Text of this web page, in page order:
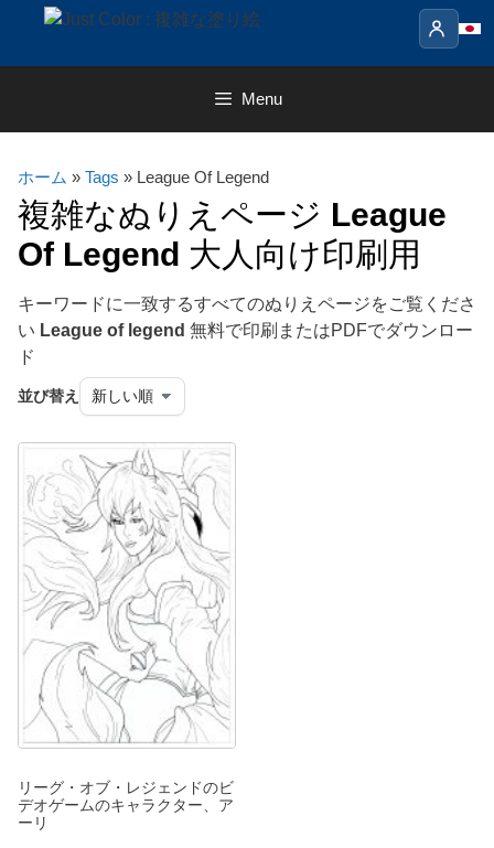
content
Menu
ホーム » Tags » League Of Legend
複雑なぬりえページ League
Of Legend 大人向け印刷用
キーワードに一致するすべてのぬりえページをご覧くださ
い League of legend 無料で印刷またはPDFでダウンロー
ド
並び替え
リーグ・オブ・レジェンドのビ
デオゲームのキャラクター、ア
ーリ